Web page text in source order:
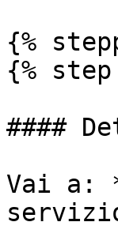
{%
{% step
####
Vai a: